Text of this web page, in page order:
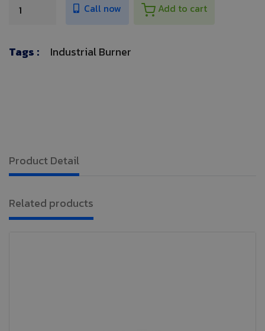
Call now Add to cart
Tags : Industrial Burner
Product Detail
Related products